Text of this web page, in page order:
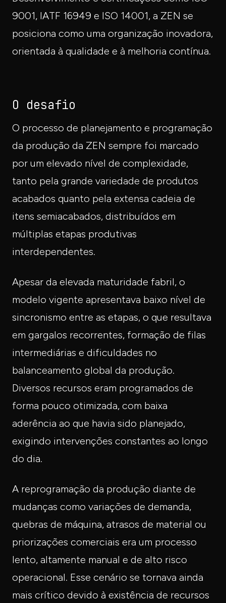
9001, IATF 16949 e ISO 14001, a ZEN se
posiciona como uma organização inovadora,
orientada à qualidade e à melhoria contínua.
O desafio
O processo de planejamento e programação
da produção da ZEN sempre foi marcado
por um elevado nível de complexidade,
tanto pela grande variedade de produtos
acabados quanto pela extensa cadeia de
itens semiacabados, distribuídos em
múltiplas etapas produtivas
interdependentes.
Apesar da elevada maturidade fabril, o
modelo vigente apresentava baixo nível de
sincronismo entre as etapas, o que resultava
em gargalos recorrentes, formação de filas
intermediárias e dificuldades no
balanceamento global da produção.
Diversos recursos eram programados de
forma pouco otimizada, com baixa
aderência ao que havia sido planejado,
exigindo intervenções constantes ao longo
do dia.
A reprogramação da produção diante de
mudanças como variações de demanda,
quebras de máquina, atrasos de material ou
priorizações comerciais era um processo
lento, altamente manual e de alto risco
operacional. Esse cenário se tornava ainda
mais crítico devido à existência de recursos